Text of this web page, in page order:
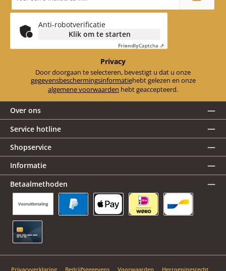
Anti-robotverificatie
Klik om te starten
FriendlyCaptcha ⇗
Privacy
gegevensbeschermingsinformatie
hebt gelezen en onze
algemene voorwaarden hebt geaccepteerd.
Over ons
Service hotline
Shopservice
Informatie
Betaalmethoden
Vooruitbetaling
Privacyverklaring Bedrijfsgegevens Voorwaarden Herroepingsrecht